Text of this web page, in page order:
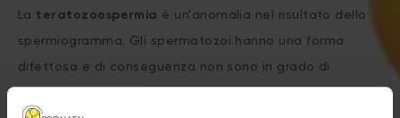
PL
UA
La teratozoospermia è un'anomalia nel risultato dello
spermiogramma. Gli spermatozoi hanno una forma
difettosa e di conseguenza non sono in grado di
penetrare nell'ovulo.